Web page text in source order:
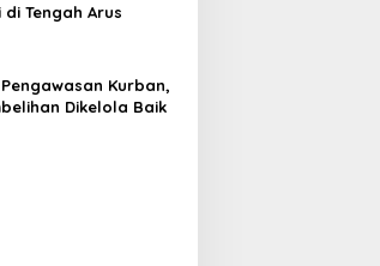
Tengah Arus
Kurban,
Dikelola Baik